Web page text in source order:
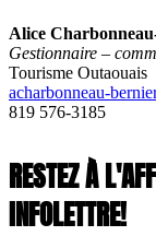
Alice
Gestionnaire –
Tourisme Outaouais
acharbonneau-
819 576-3185
RESTEZ À
INFOLETTRE!